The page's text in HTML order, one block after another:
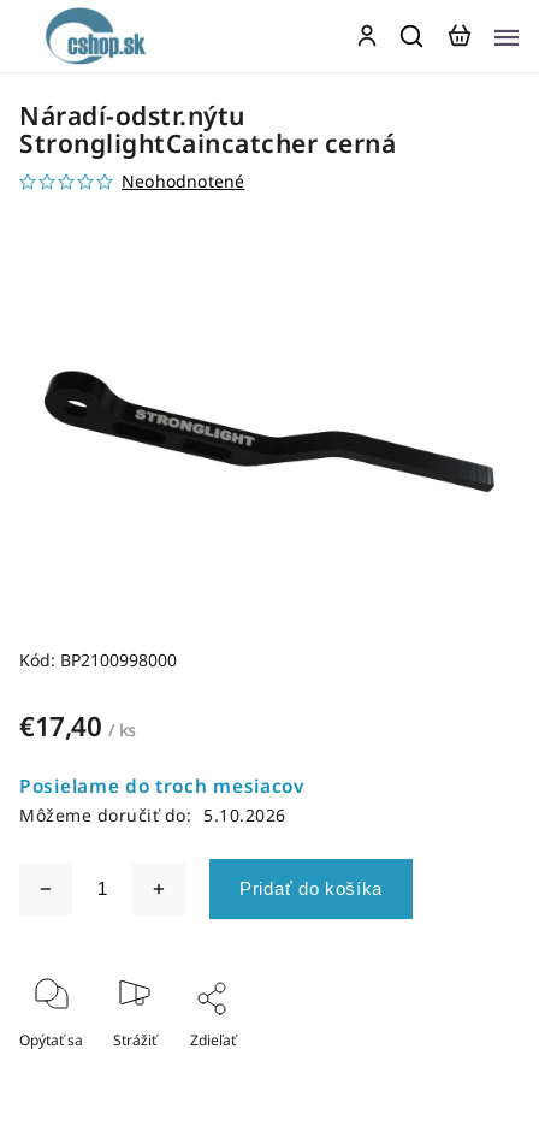
Náradí-odstr.nýtu
StronglightCaincatcher cerná
Neohodnotené
Kód: BP2100998000
€17,40 / ks
Posielame do troch mesiacov
Môžeme doručiť do: 5.10.2026
Pridať do košíka
Opýtať sa Strážiť Zdieľať